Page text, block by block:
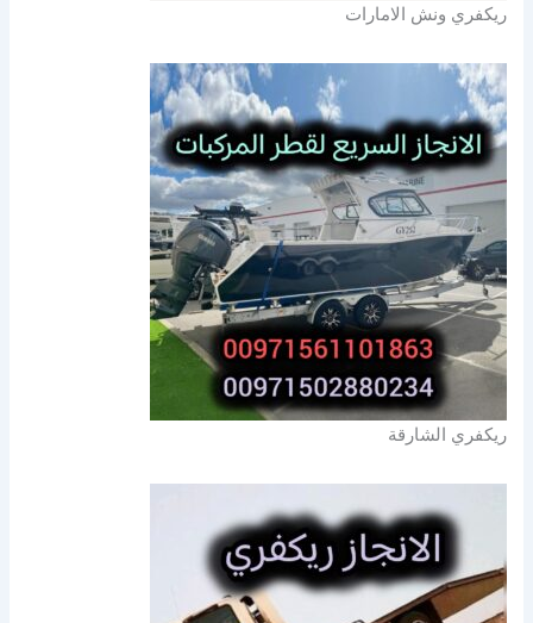
ريكفري ونش الامارات
ريكفري الشارقة